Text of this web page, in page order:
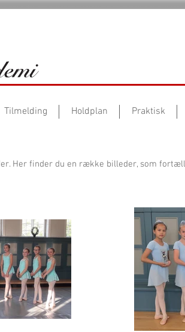
Tilmelding Holdplan Praktisk
Her finder du en række billeder, som